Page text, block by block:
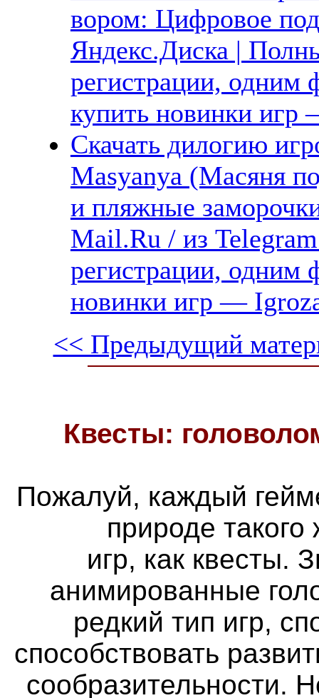
вором: Цифровое
Яндекс.Диска |
регистрации, одним
купить новинки
Скачать дилогию
Masyanya (Масяня
и пляжные
Mail.Ru / из
регистрации, одним
новинки игр —
<< Предыдущий
Квесты:
Пожалуй, каждый
природе
игр, как квесты.
анимированные
редкий тип игр,
способствовать
сообразительности.